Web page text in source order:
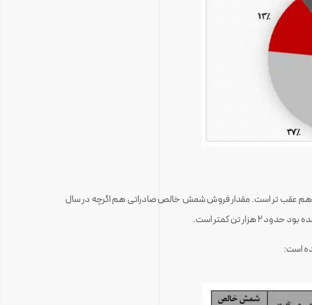
هم عقب تر است. مقدار فروش شمش خالص صادراتی هم اگرچه در سال